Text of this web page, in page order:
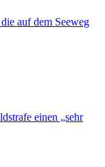
auf dem Seeweg
einen „sehr